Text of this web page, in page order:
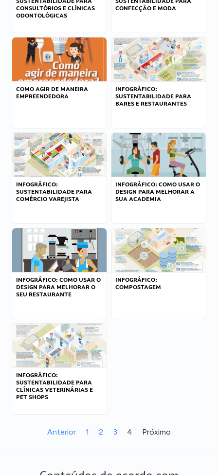
CONSULTÓRIOS E CLÍNICAS
ODONTOLÓGICAS
CONFECÇÃO E MODA
COMO AGIR DE MANEIRA
EMPREENDEDORA
INFOGRÁFICO:
SUSTENTABILIDADE PARA
BARES E RESTAURANTES
INFOGRÁFICO:
SUSTENTABILIDADE PARA
COMÉRCIO VAREJISTA
INFOGRÁFICO: COMO USAR O
DESIGN PARA MELHORAR A
SUA ACADEMIA
INFOGRÁFICO: COMO USAR O
DESIGN PARA MELHORAR O
SEU RESTAURANTE
INFOGRÁFICO:
COMPOSTAGEM
INFOGRÁFICO:
SUSTENTABILIDADE PARA
CLÍNICAS VETERINÁRIAS E
PET SHOPS
Anterior 1 2 3 4 Próximo